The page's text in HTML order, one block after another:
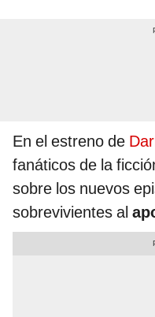
En el estreno de
fanáticos de la
sobre los nuevos
sobrevivientes al